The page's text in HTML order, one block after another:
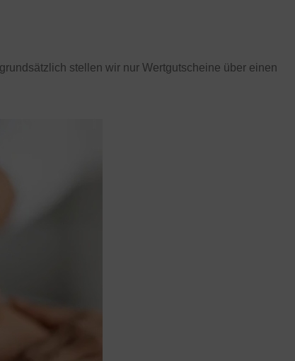
stellen wir nur Wertgutscheine über einen